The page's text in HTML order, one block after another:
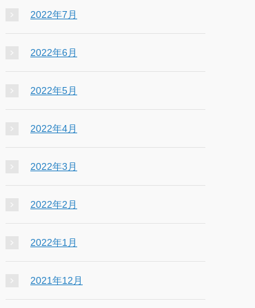
2022年7月
2022年6月
2022年5月
2022年4月
2022年3月
2022年2月
2022年1月
2021年12月